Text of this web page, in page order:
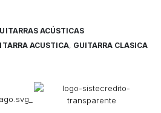
ACÚSTICAS
ACUSTICA, GUITARRA CLASICA